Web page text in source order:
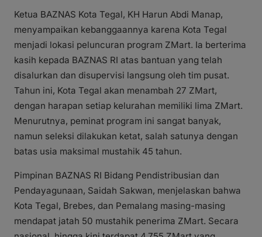
Ketua BAZNAS Kota Tegal, KH Harun Abdi Manap,
menyampaikan kebanggaannya karena Kota Tegal
menjadi lokasi peluncuran program ZMart. Ia berterima
kasih kepada BAZNAS RI atas bantuan yang telah
disalurkan dan disupervisi langsung oleh tim pusat.
Tahun ini, Kota Tegal akan menambah 27 ZMart,
dengan harapan setiap kelurahan memiliki lima ZMart.
Menurutnya, peminat program ini sangat banyak,
namun seleksi dilakukan ketat, salah satunya dengan
batas usia maksimal mustahik 45 tahun.
Pimpinan BAZNAS RI Bidang Pendistribusian dan
Pendayagunaan, Saidah Sakwan, menjelaskan bahwa
Kota Tegal, Brebes, dan Pemalang masing-masing
mendapat jatah 50 mustahik penerima ZMart. Secara